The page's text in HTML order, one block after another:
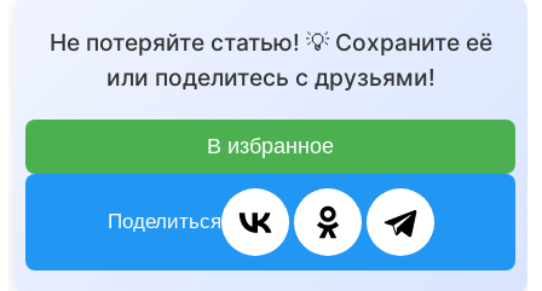
Не потеряйте статью! 💡 Сохраните её
или поделитесь с друзьями!
В избранное
Поделиться